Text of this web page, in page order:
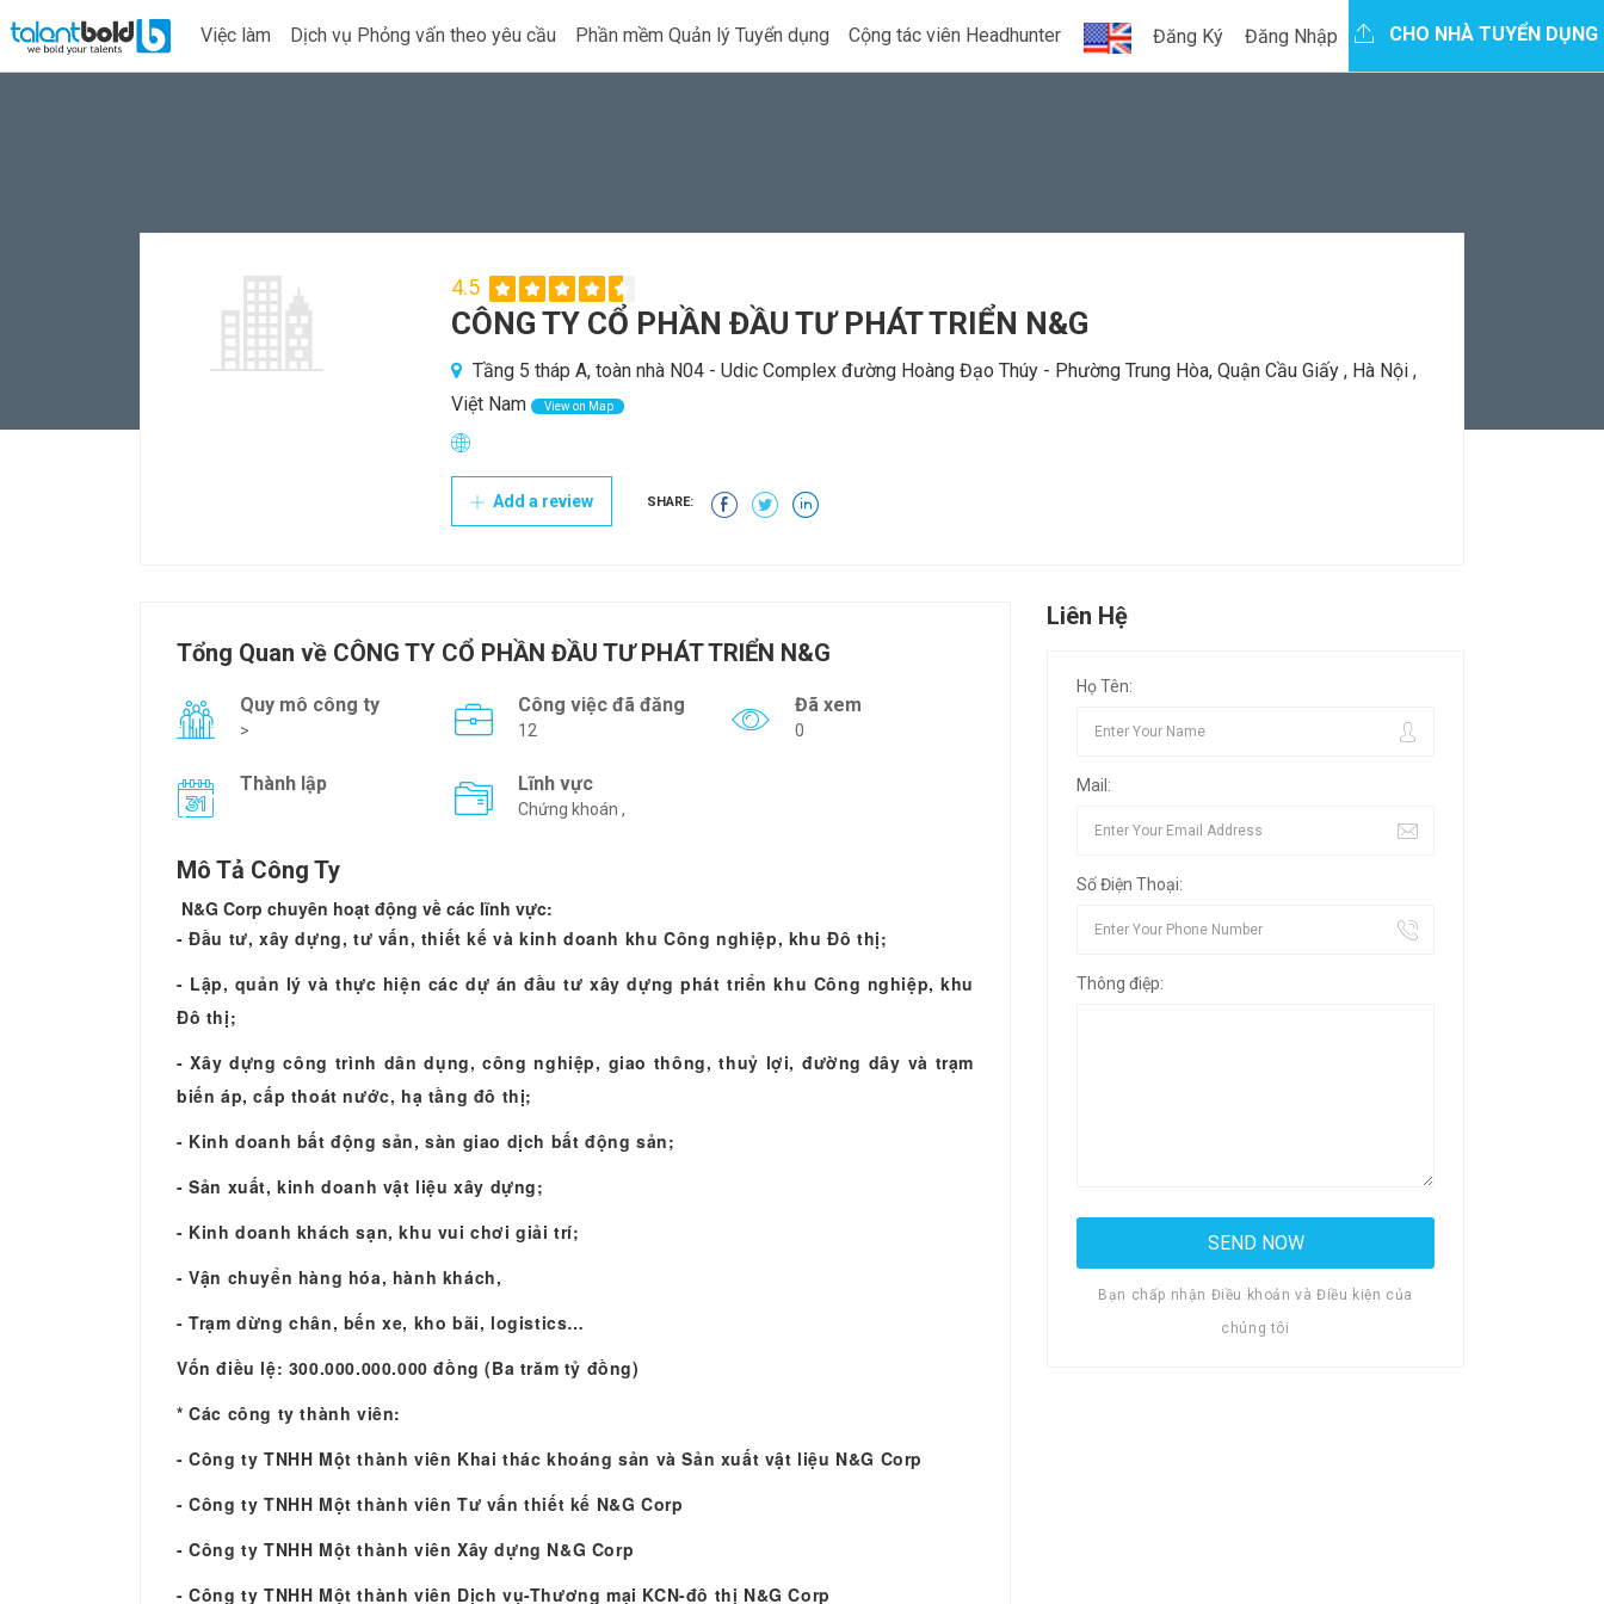
Việc làm Dịch vụ Phỏng vấn theo yêu cầu Phần mềm Quản lý Tuyển dụng Cộng tác viên Headhunter Đăng Ký Đăng Nhập CHO NHÀ TUYỂN DỤNG
4.5
CÔNG TY CỔ PHẦN ĐẦU TƯ PHÁT TRIỂN N&G
Tầng 5 tháp A, toàn nhà N04 - Udic Complex đường Hoàng Đạo Thúy - Phường Trung Hòa, Quận Cầu Giấy , Hà Nội ,
Việt Nam
View on Map
Add a review SHARE:
Tổng Quan về CÔNG TY CỔ PHẦN ĐẦU TƯ PHÁT TRIỂN N&G
Quy mô công ty
>
Công việc đã đăng
12
Đã xem
0
Thành lập Lĩnh vực
Chứng khoán ,
Mô Tả Công Ty
N&G Corp chuyên hoạt động về các lĩnh vực:
- Đầu tư, xây dựng, tư vấn, thiết kế và kinh doanh khu Công nghiệp, khu Đô thị;
- Lập, quản lý và thực hiện các dự án đầu tư xây dựng phát triển khu Công nghiệp, khu
Đô thị;
- Xây dựng công trình dân dụng, công nghiệp, giao thông, thuỷ lợi, đường dây và trạm
biến áp, cấp thoát nước, hạ tầng đô thị;
- Kinh doanh bất động sản, sàn giao dịch bất động sản;
- Sản xuất, kinh doanh vật liệu xây dựng;
- Kinh doanh khách sạn, khu vui chơi giải trí;
- Vận chuyển hàng hóa, hành khách,
- Trạm dừng chân, bến xe, kho bãi, logistics…
Vốn điều lệ: 300.000.000.000 đồng (Ba trăm tỷ đồng)
* Các công ty thành viên:
- Công ty TNHH Một thành viên Khai thác khoáng sản và Sản xuất vật liệu N&G Corp
- Công ty TNHH Một thành viên Tư vấn thiết kế N&G Corp
- Công ty TNHH Một thành viên Xây dựng N&G Corp
- Công ty TNHH Một thành viên Dịch vụ-Thương mại KCN-đô thị N&G Corp
Liên Hệ
Họ Tên:
Mail:
Số Điện Thoại:
Thông điệp:
Bạn chấp nhận Điều khoản và Điều kiện của
chúng tôi